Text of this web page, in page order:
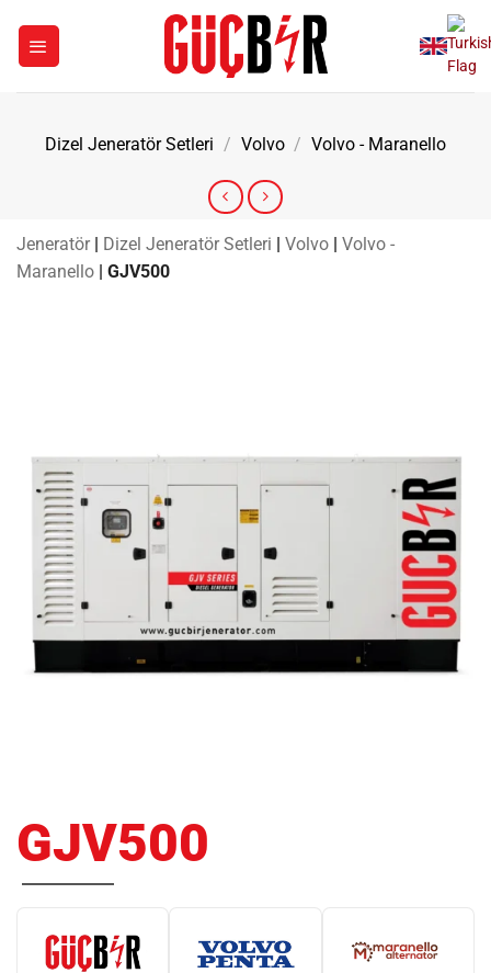
Dizel Jeneratör Setleri / Volvo / Volvo - Maranello
Jeneratör | Dizel Jeneratör Setleri | Volvo | Volvo -
Maranello | GJV500
GJV500